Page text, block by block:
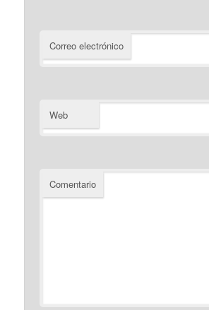
Correo electrónico
Web
Comentario